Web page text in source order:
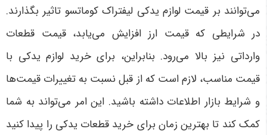
می‌توانند بر قیمت لوازم یدکی لیفتراک کوماتسو تاثیر بگذارند.
در شرایطی که قیمت ارز افزایش می‌یابد، قیمت قطعات
وارداتی نیز بالا می‌رود. بنابراین، برای خرید لوازم یدکی با
قیمت مناسب، لازم است که از قبل نسبت به تغییرات قیمت‌ها
و شرایط بازار اطلاعات داشته باشید. این امر می‌تواند به شما
کمک کند تا بهترین زمان برای خرید قطعات یدکی را پیدا کنید